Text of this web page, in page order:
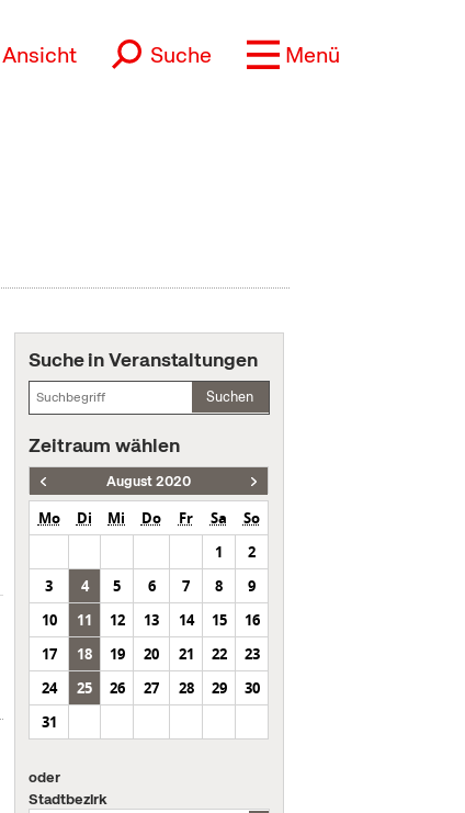
Ansicht Suche Menü
Suche in Veranstaltungen
Suchen
Zeitraum wählen
August 2020
Mo Di Mi Do Fr Sa
So
1
2
3
4 5 6 7 8
9
10
11 12 13 14 15
16
17
18 19 20 21 22
23
24
25 26 27 28 29
30
31
oder
Stadtbezirk